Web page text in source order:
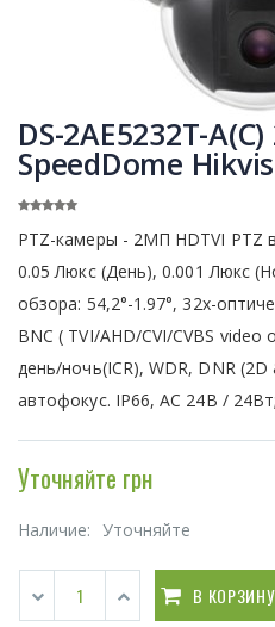
DS-2AE5232T-
SpeedDome
PTZ-камеры - 2МП HDTVI PTZ
0.05 Люкс (День), 0.001 Люкс
обзора: 54,2°-1.97°, 32x-
BNC ( TVI/AHD/CVI/CVBS video
день/ночь(ICR), WDR, DNR
автофокус. IP66, AC 24В /
Уточняйте грн
Наличие: Уточняйте
В КОРЗИНУ